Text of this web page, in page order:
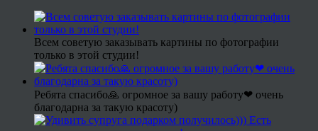
Всем советую заказывать картины по фотографии
только в этой студии!
Ребята спасибо🙏 огромное за вашу работу❤ очень
благодарна за такую красоту)